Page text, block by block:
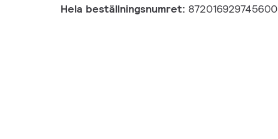
Hela beställningsnumret: 872016929745600